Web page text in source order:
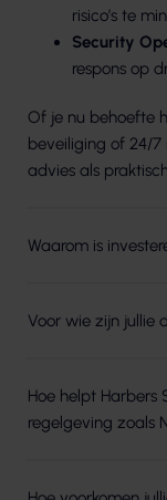
risico’s te
Security
respons op
Of je nu behoefte
beveiliging of 24/
advies als
Waarom is
Voor wie zijn jullie
Hoe helpt Harbers
regelgeving zoals